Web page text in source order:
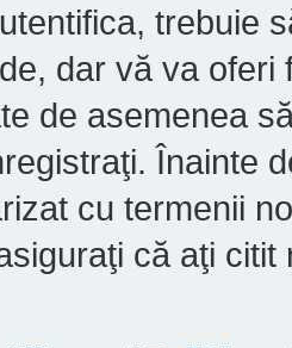
trebuie
dar vă va oferi
de asemenea
Înainte
cu termenii
că aţi